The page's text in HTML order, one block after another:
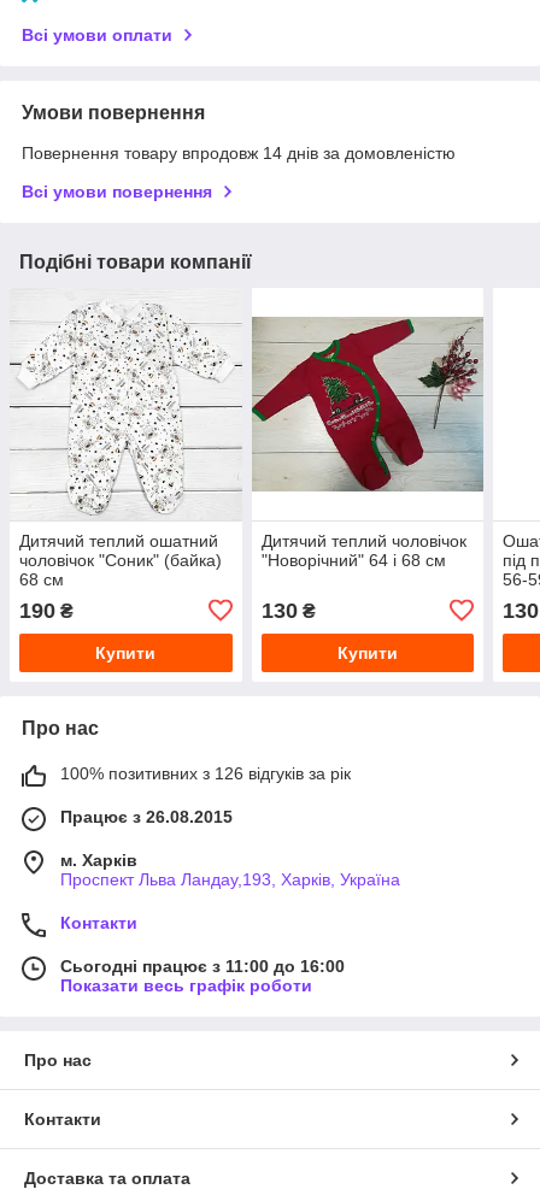
Всі умови оплати
Умови повернення
Повернення товару впродовж 14 днів за домовленістю
Всі умови повернення
Подібні товари компанії
Дитячий теплий ошатний
чоловічок "Соник" (байка)
68 см
190 ₴
Купити
Дитячий теплий чоловічок
"Новорічний" 64 і 68 см
130₴
Купити
під
56-
130
Про нас
100% позитивних з 126 відгуків за рік
Працює з 26.08.2015
м. Харків
Проспект Льва Ландау,193, Харків, Україна
Контакти
Сьогодні працює з 11:00 до 16:00
Показати весь графік роботи
Про нас
Контакти
Доставка та оплата